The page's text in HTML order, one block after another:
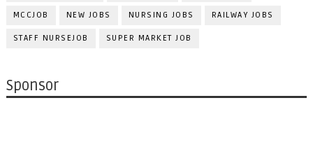
MCCJOB NEW JOBS NURSING JOBS RAILWAY JOBS
STAFF NURSEJOB SUPER MARKET JOB
Sponsor